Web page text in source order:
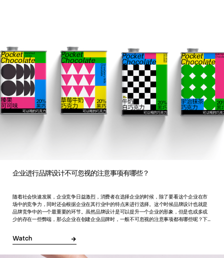
企业进行品牌设计不可忽视的注意事项有哪些？
随着社会快速发展，企业竞争日益激烈，消费者在选择企业的时候，除了要看这个企业在市
场中的竞争力，同时还会根据企业在其行业中的特点来进行选择。这个时候品牌设计也就是
品牌竞争中的一个最重要的环节。虽然品牌设计是可以提升一个企业的形象，但是也或多或
少的存在一些弊端，那么企业在创建企业品牌时，一般不可忽视的注意事项都有哪些呢？下
Watch